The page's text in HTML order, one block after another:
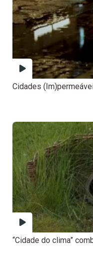
Cidades
“Cidade do clima”